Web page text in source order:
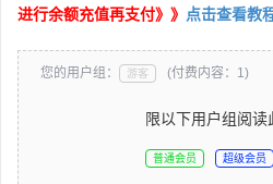
进行余额充值再支付》》 点击查看教
您的用户组： 游客 (付费内容：1)
限以下用户组阅读
普通会员 超级会员